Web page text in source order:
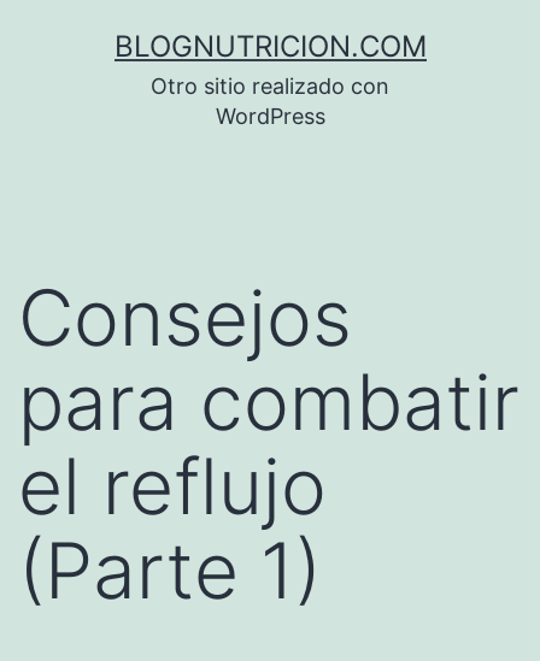
BLOGNUTRICION.COM
Otro sitio realizado con
WordPress
Consejos
para combatir
el reflujo
(Parte 1)